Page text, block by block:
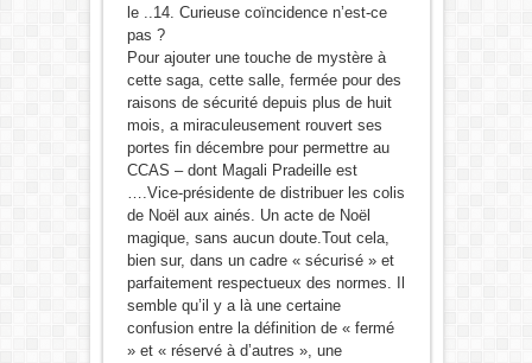
le ..14. Curieuse coïncidence n’est-ce
pas ?
Pour ajouter une touche de mystère à
cette saga, cette salle, fermée pour des
raisons de sécurité depuis plus de huit
mois, a miraculeusement rouvert ses
portes fin décembre pour permettre au
CCAS – dont Magali Pradeille est
….Vice-présidente de distribuer les colis
de Noël aux ainés. Un acte de Noël
magique, sans aucun doute.Tout cela,
bien sur, dans un cadre « sécurisé » et
parfaitement respectueux des normes. Il
semble qu’il y a là une certaine
confusion entre la définition de « fermé
» et « réservé à d’autres », une